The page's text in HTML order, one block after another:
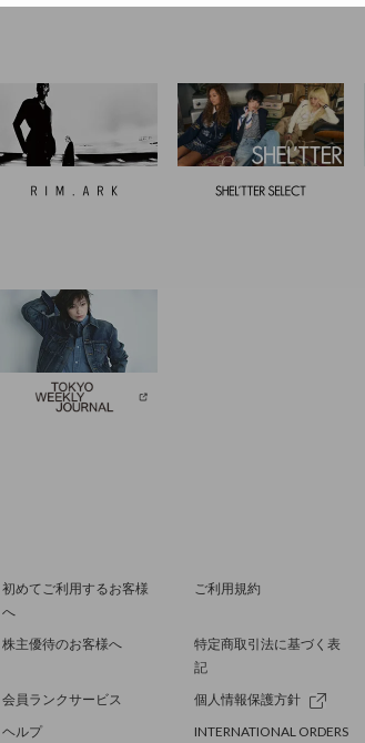
初めてご利用するお客様
へ
ご利用規約
株主優待のお客様へ
特定商取引法に基づく表
記
会員ランクサービス
個人情報保護方針
ヘルプ
INTERNATIONAL ORDERS